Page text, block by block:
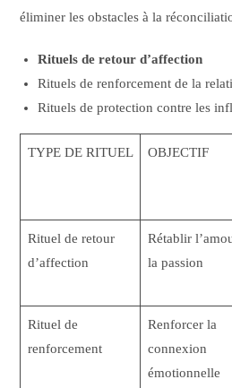
éliminer les obstacles à la
Rituels de retour d’affection
Rituels de renforcement de la
Rituels de protection contre les
TYPE DE RITUEL OBJECTIF
Rituel de retour
d’affection
Rétablir
la passion
Rituel de
renforcement
Renforcer la
connexion
émotionnelle